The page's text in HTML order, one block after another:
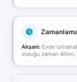
Akşam: Evde
olduğu zaman dilimi.